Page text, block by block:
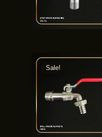
Sale!